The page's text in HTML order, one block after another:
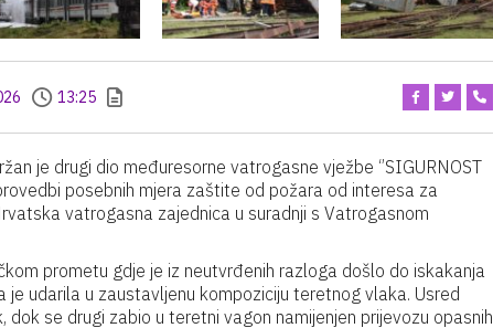
13:25
je drugi dio međuresorne vatrogasne vježbe ‘’SIGURNOST
posebnih mjera zaštite od požara od interesa za
vatrogasna zajednica u suradnji s Vatrogasnom
prometu gdje je iz neutvrđenih razloga došlo do iskakanja
udarila u zaustavljenu kompoziciju teretnog vlaka. Usred
se drugi zabio u teretni vagon namijenjen prijevozu opasnih